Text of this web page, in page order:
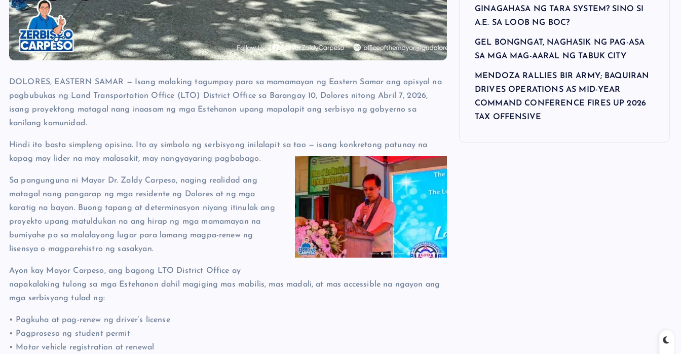
DOLORES, EASTERN SAMAR — Isang malaking tagumpay para sa mamamayan ng Eastern Samar ang opisyal na
pagbubukas ng Land Transportation Office (LTO) District Office sa Barangay 10, Dolores nitong Abril 7, 2026,
isang proyektong matagal nang inaasam ng mga Estehanon upang mapalapit ang serbisyo ng gobyerno sa
kanilang komunidad.
Hindi ito basta simpleng opisina. Ito ay simbolo ng serbisyong inilalapit sa tao — isang konkretong patunay na
kapag may lider na may malasakit, may nangyayaring pagbabago.
Sa pangunguna ni Mayor Dr. Zaldy Carpeso, naging realidad ang
matagal nang pangarap ng mga residente ng Dolores at ng mga
karatig na bayan. Buong tapang at determinasyon niyang itinulak ang
proyekto upang matuldukan na ang hirap ng mga mamamayan na
bumiyahe pa sa malalayong lugar para lamang magpa-renew ng
lisensya o magparehistro ng sasakyan.
Ayon kay Mayor Carpeso, ang bagong LTO District Office ay
napakalaking tulong sa mga Estehanon dahil magiging mas mabilis, mas madali, at mas accessible na ngayon ang
mga serbisyong tulad ng:
• Pagkuha at pag-renew ng driver’s license
• Pagproseso ng student permit
• Motor vehicle registration at renewal
GINAGAHASA NG TARA SYSTEM? SINO SI
A.E. SA LOOB NG BOC?
GEL BONGNGAT, NAGHASIK NG PAG-ASA
SA MGA MAG-AARAL NG TABUK CITY
MENDOZA RALLIES BIR ARMY; BAQUIRAN
DRIVES OPERATIONS AS MID-YEAR
COMMAND CONFERENCE FIRES UP 2026
TAX OFFENSIVE